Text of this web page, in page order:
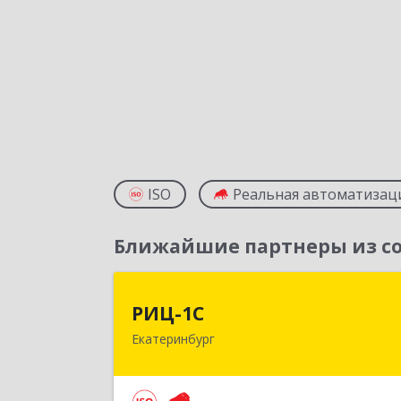
ISO Реальная
Ближайшие партнеры из
РИЦ-1С
Екатеринбург